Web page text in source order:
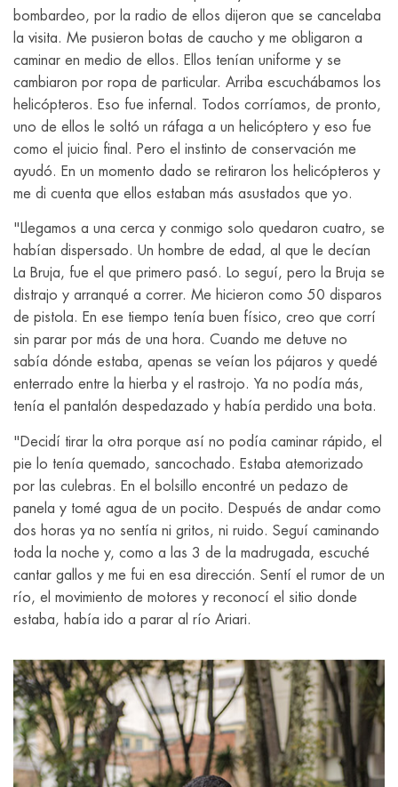
bombardeo, por la radio de ellos dijeron que se cancelaba
la visita. Me pusieron botas de caucho y me obligaron a
caminar en medio de ellos. Ellos tenían uniforme y se
cambiaron por ropa de particular. Arriba escuchábamos los
helicópteros. Eso fue infernal. Todos corríamos, de pronto,
uno de ellos le soltó un ráfaga a un helicóptero y eso fue
como el juicio final. Pero el instinto de conservación me
ayudó. En un momento dado se retiraron los helicópteros y
me di cuenta que ellos estaban más asustados que yo.
"Llegamos a una cerca y conmigo solo quedaron cuatro, se
habían dispersado. Un hombre de edad, al que le decían
La Bruja, fue el que primero pasó. Lo seguí, pero la Bruja se
distrajo y arranqué a correr. Me hicieron como 50 disparos
de pistola. En ese tiempo tenía buen físico, creo que corrí
sin parar por más de una hora. Cuando me detuve no
sabía dónde estaba, apenas se veían los pájaros y quedé
enterrado entre la hierba y el rastrojo. Ya no podía más,
tenía el pantalón despedazado y había perdido una bota.
"Decidí tirar la otra porque así no podía caminar rápido, el
pie lo tenía quemado, sancochado. Estaba atemorizado
por las culebras. En el bolsillo encontré un pedazo de
panela y tomé agua de un pocito. Después de andar como
dos horas ya no sentía ni gritos, ni ruido. Seguí caminando
toda la noche y, como a las 3 de la madrugada, escuché
cantar gallos y me fui en esa dirección. Sentí el rumor de un
río, el movimiento de motores y reconocí el sitio donde
estaba, había ido a parar al río Ariari.